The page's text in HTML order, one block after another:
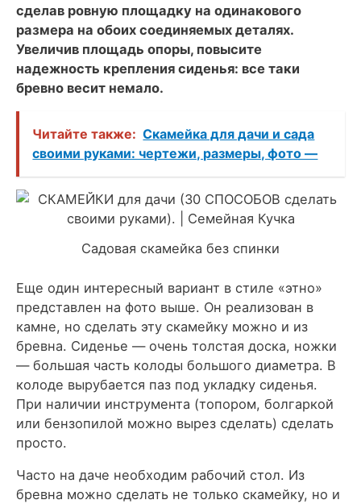
сделав ровную площадку на одинакового
размера на обоих соединяемых деталях.
Увеличив площадь опоры, повысите
надежность крепления сиденья: все таки
бревно весит немало.
Читайте также: Скамейка для дачи и сада
своими руками: чертежи, размеры, фото —
Садовая скамейка без спинки
Еще один интересный вариант в стиле «этно»
представлен на фото выше. Он реализован в
камне, но сделать эту скамейку можно и из
бревна. Сиденье — очень толстая доска, ножки
— большая часть колоды большого диаметра. В
колоде вырубается паз под укладку сиденья.
При наличии инструмента (топором, болгаркой
или бензопилой можно вырез сделать) сделать
просто.
Часто на даче необходим рабочий стол. Из
бревна можно сделать не только скамейку, но и